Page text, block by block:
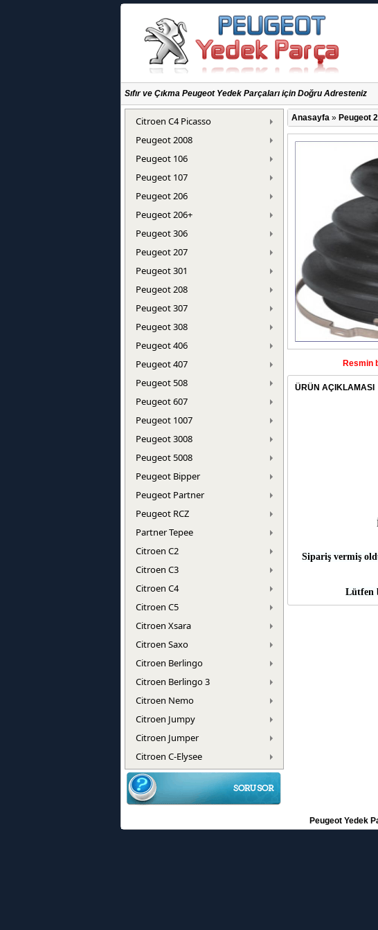
Sıfır ve Çıkma Peugeot Yedek Parçaları için Doğru Adresteniz
Citroen C4 Picasso
Peugeot 2008
Peugeot 106
Peugeot 107
Peugeot 206
Peugeot 206+
Peugeot 306
Peugeot 207
Peugeot 301
Peugeot 208
Peugeot 307
Peugeot 308
Peugeot 406
Peugeot 407
Peugeot 508
Peugeot 607
Peugeot 1007
Peugeot 3008
Peugeot 5008
Peugeot Bipper
Peugeot Partner
Peugeot RCZ
Partner Tepee
Citroen C2
Citroen C3
Citroen C4
Citroen C5
Citroen Xsara
Citroen Saxo
Citroen Berlingo
Citroen Berlingo 3
Citroen Nemo
Citroen Jumpy
Citroen Jumper
Citroen C-Elysee
Anasayfa» Peugeot
Resmin
ÜRÜN AÇIKLAMASI
Sipariş vermiş
Lütfen
Peugeot Yedek